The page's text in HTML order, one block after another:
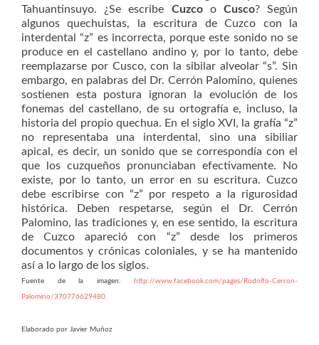
Tahuantinsuyo. ¿Se escribe Cuzcoo Cusco? Según
algunos quechuistas, la escritura de Cuzco con la
interdental “z” es incorrecta, porque este sonido no se
produce en el castellano andino y, por lo tanto, debe
reemplazarse por Cusco, con la sibilar alveolar “s”. Sin
embargo, en palabras del Dr. Cerrón Palomino, quienes
sostienen esta postura ignoran la evolución de los
fonemas del castellano, de su ortografía e, incluso, la
historia del propio quechua. En el siglo XVI, la grafía “z”
no representaba una interdental, sino una sibiliar
apical, es decir, un sonido que se correspondía con el
que los cuzqueños pronunciaban efectivamente. No
existe, por lo tanto, un error en su escritura. Cuzco
debe escribirse con “z” por respeto a la rigurosidad
histórica. Deben respetarse, según el Dr. Cerrón
Palomino, las tradiciones y, en ese sentido, la escritura
de Cuzco apareció con “z” desde los primeros
documentos y crónicas coloniales, y se ha mantenido
así a lo largo de los siglos.
Fuente de la imagen: http://www.facebook.com/pages/Rodolfo-Cerron-
Palomino/370776629480
Elaborado por Javier Muñoz